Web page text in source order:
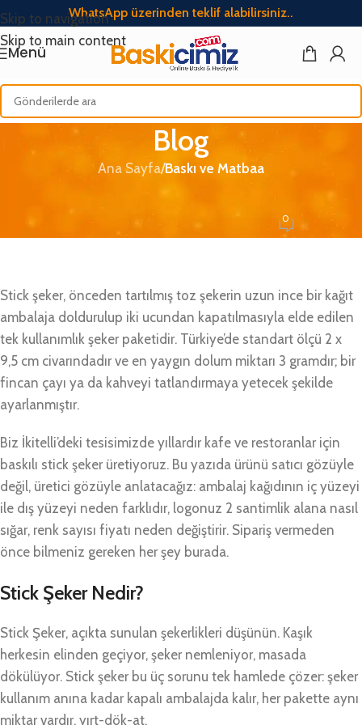
Skip to navigation
Skip to main content
WhatsApp üzerinden teklif alabilirsiniz..
Menü
Blog
Ana Sayfa/Baskı ve Matbaa
Baskicimiz 0
Stick şeker, önceden tartılmış toz şekerin uzun ince bir kağıt
ambalaja doldurulup iki ucundan kapatılmasıyla elde edilen
tek kullanımlık şeker paketidir. Türkiye’de standart ölçü 2 x
9,5 cm civarındadır ve en yaygın dolum miktarı 3 gramdır; bir
fincan çayı ya da kahveyi tatlandırmaya yetecek şekilde
ayarlanmıştır.
Biz İkitelli’deki tesisimizde yıllardır kafe ve restoranlar için
baskılı stick şeker üretiyoruz. Bu yazıda ürünü satıcı gözüyle
değil, üretici gözüyle anlatacağız: ambalaj kağıdının iç yüzeyi
ile dış yüzeyi neden farklıdır, logonuz 2 santimlik alana nasıl
sığar, renk sayısı fiyatı neden değiştirir. Sipariş vermeden
önce bilmeniz gereken her şey burada.
Stick Şeker Nedir?
Stick Şeker, açıkta sunulan şekerlikleri düşünün. Kaşık
herkesin elinden geçiyor, şeker nemleniyor, masada
dökülüyor. Stick şeker bu üç sorunu tek hamlede çözer: şeker
kullanım anına kadar kapalı ambalajda kalır, her pakette aynı
miktar vardır, yırt-dök-at.